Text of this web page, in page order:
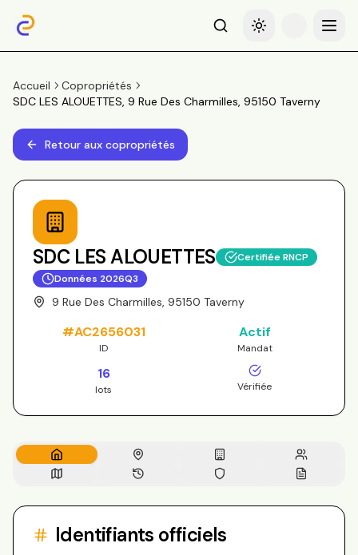
RechercheBasculer le thème
Menu
Accueil
Copropriétés
SDC LES ALOUETTES, 9 Rue Des Charmilles, 95150 Taverny
Retour aux copropriétés
SDC LES ALOUETTES
Certifiée RNCP
Données 2026Q3
9 Rue Des Charmilles, 95150 Taverny
#AC2656031
ID
Actif
Mandat
16
lots Vérifiée
Identifiants officiels